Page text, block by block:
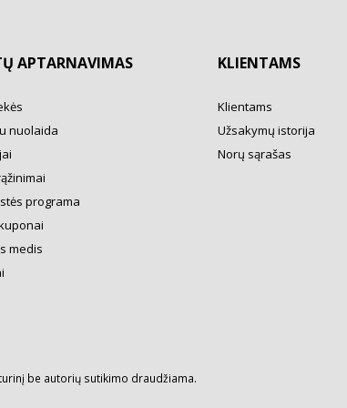
APTARNAVIMAS
nuolaida
programa
medis
KLIENTAMS
Klientams
Užsakymų istorija
Norų sąrašas
be autorių sutikimo draudžiama.